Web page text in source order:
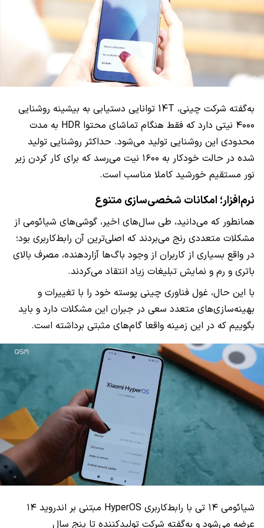
به‌گفته شرکت چینی، 14T توانایی دستیابی به بیشینه روشنایی
۴۰۰۰ نیتی دارد که فقط هنگام تماشای محتوا HDR به مدت
محدودی این روشنایی تولید می‌شود. حداکثر روشنایی تولید
شده در حالت خودکار به ۱۶۰۰ نیت می‌رسد که برای کار کردن زیر
نور مستقیم خورشید کاملا مناسب است.
نرم‌افزار؛ امکانات شخصی‌سازی متنوع
همانطور که می‌دانید، طی سال‌های اخیر، گوشی‌های شیائومی از
مشکلات متعددی رنج می‌بردند که اصلی‌ترین آن رابط‌کاربری بود؛
در واقع بسیاری از کاربران از وجود باگ‌ها آزاردهنده، مصرف بالای
باتری و رم و نمایش تبلیغات زیاد انتقاد می‌کردند.
با این حال، غول فناوری چینی پوسته خود را با تغییرات و
بهینه‌سازی‌های متعدد سعی در جبران این مشکلات دارد و باید
بگوییم که در این زمینه واقعا گام‌های مثبتی برداشته است.
شیائومی ۱۴ تی با رابط‌کاربری HyperOS مبتنی بر اندروید ۱۴
عرضه می‌شود و به‌گفته شرکت تولیدکننده تا پنج سال